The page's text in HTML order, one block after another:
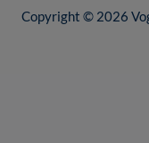
Copyright © 2026